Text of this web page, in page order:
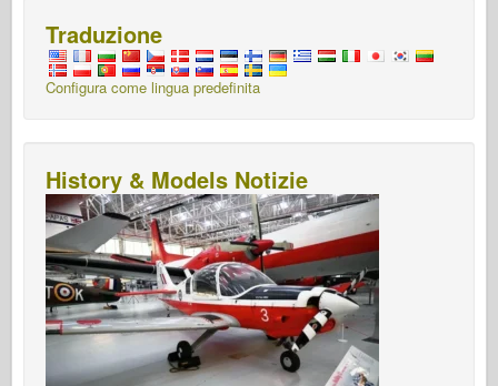
Traduzione
Configura come lingua predefinita
History & Models Notizie